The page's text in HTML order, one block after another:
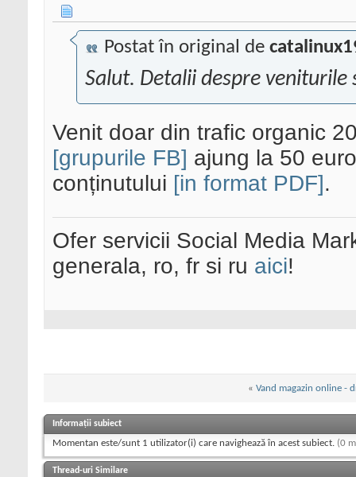
Postat în original de
Salut. Detalii despre
Venit doar din trafic organic
[grupurile FB] ajung la 50
conținutului [in format PDF].
Ofer servicii Social Media
generala, ro, fr si ru aici!
« Vand magazin online -
Informații subiect
Momentan este/sunt 1 utilizator(i) care navighează în acest subiect. (0
Thread-uri Similare